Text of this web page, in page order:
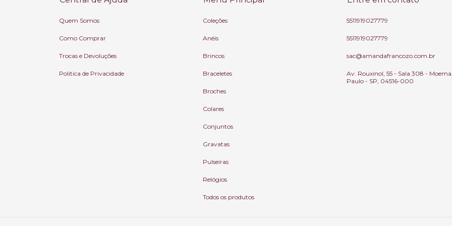
Quem Somos
Como Comprar
Trocas e Devoluções
Politica de Privacidade
Coleções
Anéis
Brincos
Braceletes
Broches
Colares
Conjuntos
Gravatas
Pulseiras
Relógios
Todos os produtos
5511919027779
5511919027779
sac@amandafrancozo.com.br
Av. Rouxinol, 55 - Sala 308 -
Paulo - SP, 04516-000